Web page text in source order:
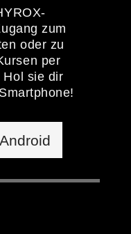
zum
oder zu
per
Hol sie dir
Android